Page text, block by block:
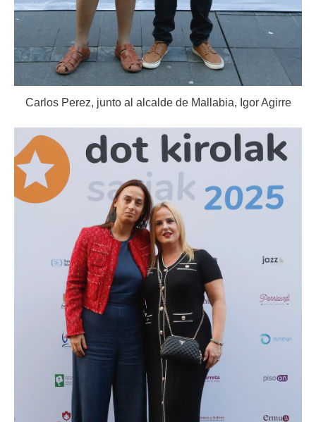
Carlos Perez, junto al alcalde de Mallabia, Igor Agirre